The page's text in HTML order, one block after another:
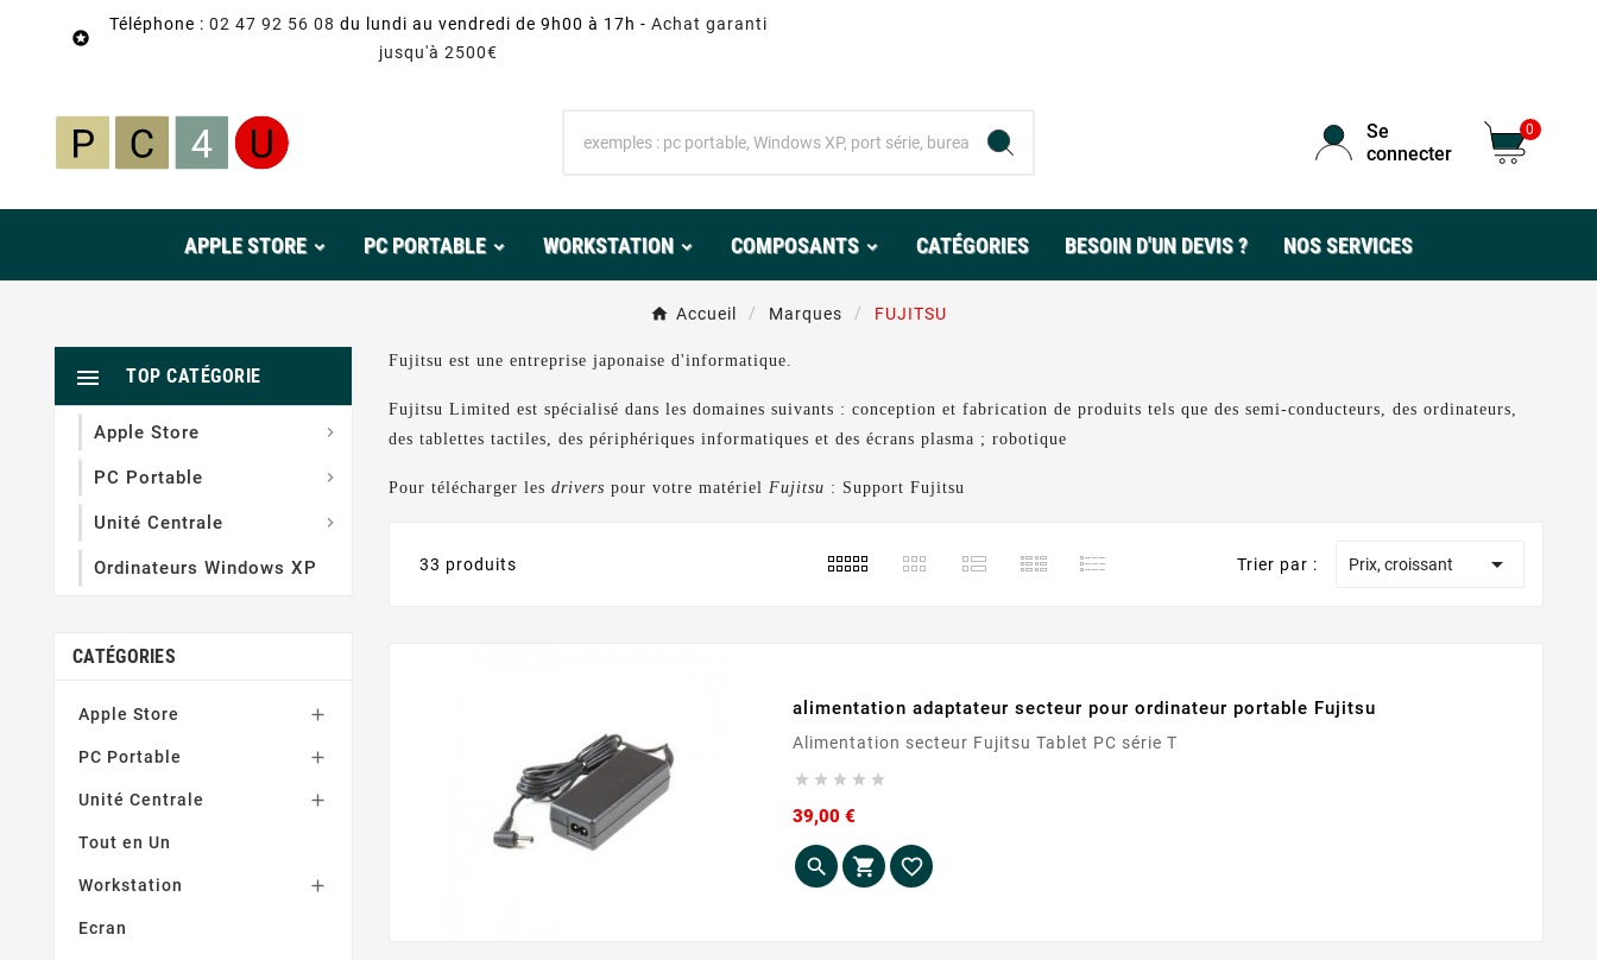

Téléphone : 02 47 92 56 08 du lundi au vendredi de 9h00 à 17h - Achat garanti
jusqu'à 2500€
Se
connecter
0
APPLE STORE PC PORTABLE WORKSTATION COMPOSANTS CATÉGORIES BESOIN D'UN DEVIS ? NOS SERVICES
Accueil Marques FUJITSU
TOP CATÉGORIE

Apple Store 
PC Portable 
Unité Centrale 
Ordinateurs Windows XP
CATÉGORIES
Apple Store 
PC Portable 
Unité Centrale 
Tout en Un
Workstation 
Ecran
Fujitsu est une entreprise japonaise d'informatique.
Fujitsu Limited est spécialisé dans les domaines suivants : conception et fabrication de produits tels que des semi-conducteurs, des ordinateurs,
des tablettes tactiles, des périphériques informatiques et des écrans plasma ; robotique
Pour télécharger lesdriverspour votre matérielFujitsu : Support Fujitsu
33 produits Trier par : Prix, croissant 
alimentation adaptateur secteur pour ordinateur portable Fujitsu
Alimentation secteur Fujitsu Tablet PC série T
    
39,00 €Prix
  